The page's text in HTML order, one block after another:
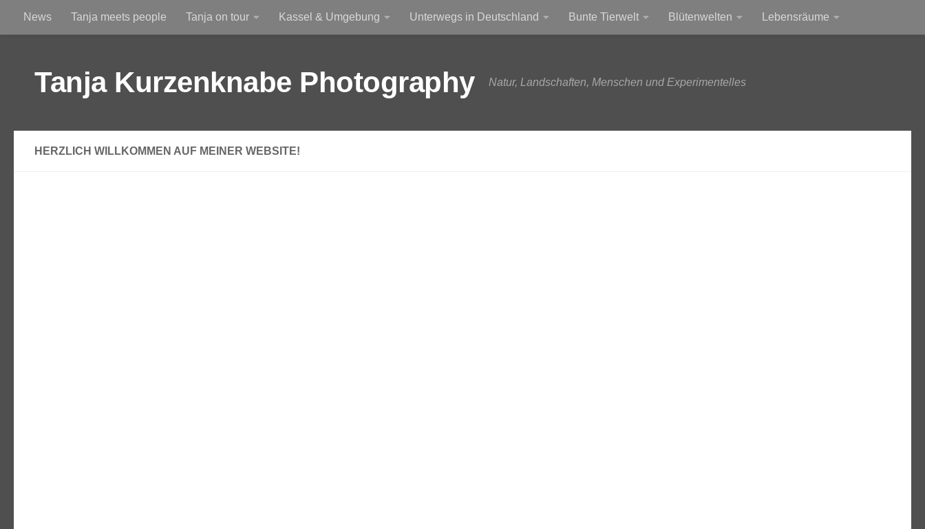
Zum Inhalt springen
News Tanja meets people Tanja on tour Kassel & Umgebung Unterwegs in Deutschland Bunte Tierwelt Blütenwelten Lebensräume
Tanja Kurzenknabe Photography Natur, Landschaften, Menschen und Experimentelles
HERZLICH WILLKOMMEN AUF MEINER WEBSITE!